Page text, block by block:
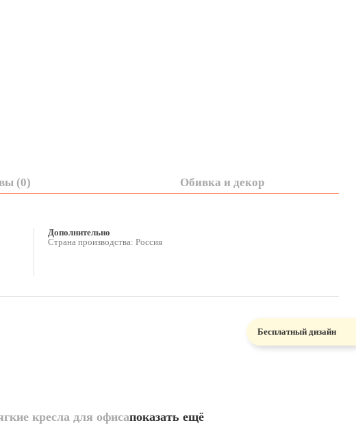
(0) Обивка и декор
Дополнительно
Страна производства: Россия
кресла для офисапоказать ещё
Бесплатный дизайн